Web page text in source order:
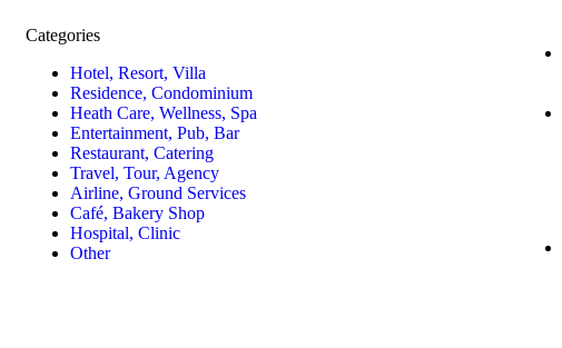
Categories
Hotel, Resort, Villa
Residence, Condominium
Heath Care, Wellness, Spa
Entertainment, Pub, Bar
Restaurant, Catering
Travel, Tour, Agency
Airline, Ground Services
Café, Bakery Shop
Hospital, Clinic
Other